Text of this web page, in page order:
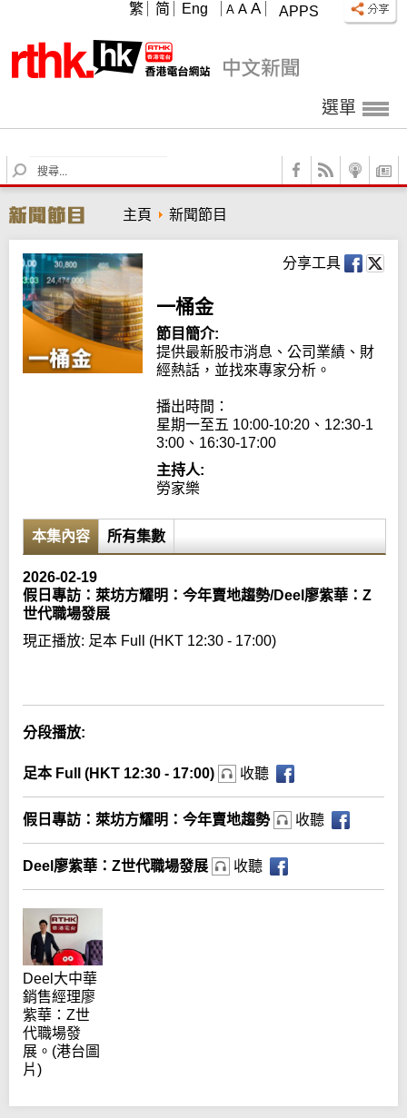
APPS
A A A
繁 简 Eng
選單
S
e
r
c
h
主頁 新聞節目
分享工具
一桶金
節目簡介:
提供最新股市消息、公司業績、財
經熱話，並找來專家分析。
播出時間：
星期一至五 10:00-10:20、12:30-1
3:00、16:30-17:00
主持人:
勞家樂
本集內容 所有集數
2026-02-19
假日專訪：萊坊方耀明：今年賣地趨勢/Deel廖紫華：Z
世代職場發展
現正播放: 足本 Full (HKT 12:30 - 17:00)
分段播放:
足本 Full (HKT 12:30 - 17:00) 收聽
假日專訪：萊坊方耀明：今年賣地趨勢 收聽
Deel廖紫華：Z世代職場發展 收聽
Deel大中華
銷售經理廖
紫華：Z世
代職場發
展。(港台圖
片)